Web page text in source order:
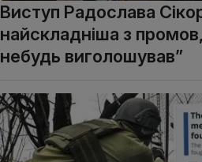
Виступ Радослава
найскладніша з
небудь виголошував”